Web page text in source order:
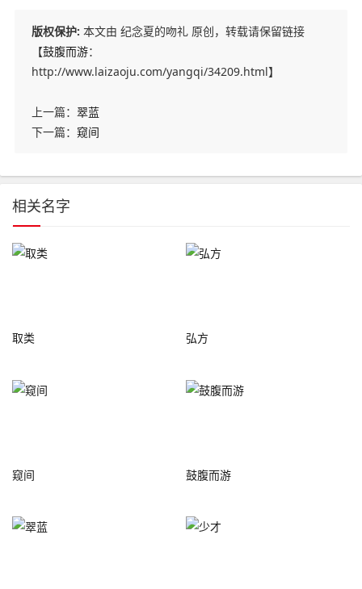
版权保护: 本文由 纪念夏的吻礼 原创，转载请保留链接
【鼓腹而游：
http://www.laizaoju.com/yangqi/34209.html】
上一篇： 翠蓝
下一篇： 窥间
相关名字
取类 弘方
窥间 鼓腹而游